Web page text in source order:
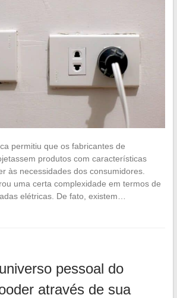
permitiu que os fabricantes de
produtos com características
às necessidades dos consumidores.
uma certa complexidade em termos de
elétricas. De fato, existem…
pessoal do
através de sua